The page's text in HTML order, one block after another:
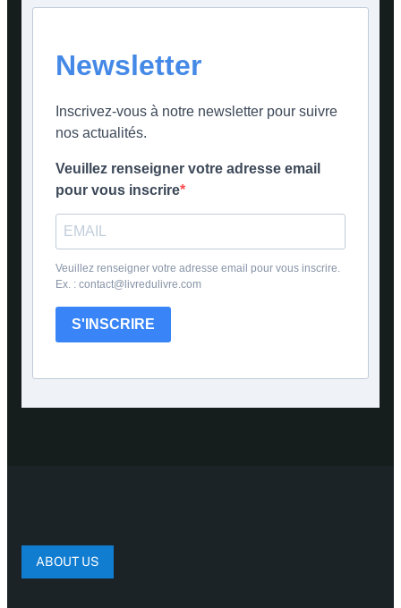
Newsletter
Inscrivez-vous à notre newsletter pour suivre
nos actualités.
Veuillez renseigner votre adresse email
pour vous inscrire
Veuillez renseigner votre adresse email pour vous inscrire.
Ex. : contact@livredulivre.com
S'INSCRIRE
ABOUT US